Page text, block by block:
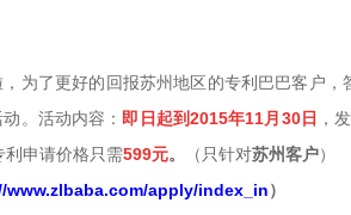
，为了更好的回报苏州地区的专利巴巴客户
。活动内容： 即日起到2015年11月30日 ，
利申请价格只需599元。 （只针对苏州客户）
www.zlbaba.com/apply/index_in）